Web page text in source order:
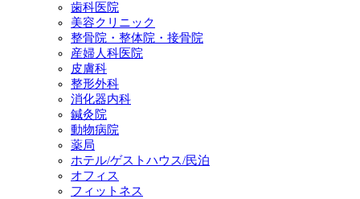
歯科医院
美容クリニック
整骨院・整体院・接骨院
産婦人科医院
皮膚科
整形外科
消化器内科
鍼灸院
動物病院
薬局
ホテル/ゲストハウス/民泊
オフィス
フィットネス